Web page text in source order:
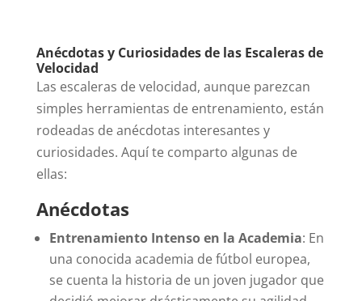
Anécdotas y Curiosidades de las Escaleras de
Velocidad
Las escaleras de velocidad, aunque parezcan
simples herramientas de entrenamiento, están
rodeadas de anécdotas interesantes y
curiosidades. Aquí te comparto algunas de
ellas:
Anécdotas
Entrenamiento Intenso en la Academia: En
una conocida academia de fútbol europea,
se cuenta la historia de un joven jugador que